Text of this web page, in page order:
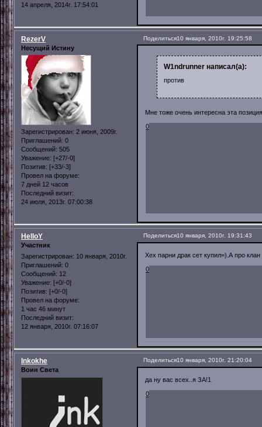
14 апреля, 2014г. 17:54:01
Поделиться10 января, 2010г. 19:25:58
RezerV
Несущий Истину
Зарегистрирован: 2 июня, 2009г.
Приглашений: 0
Сообщений: 505
Уважение: [+27/-0]
Позитив: [+33/-3]
Провел на форуме:
7 дней 12 часов
Последний визит:
24 июля, 2013г. 07:00:38
W1ndrunner написал(а):
против
Мне тоже очень интересна эта
0
Поделиться10 января, 2010г. 19:31:43
HelloY
Участник
Зарегистрирован: 10 января, 2010г.
Приглашений: 0
Сообщений: 12
Уважение: [+0/-0]
Позитив: [+0/-0]
Провел на форуме:
1 час 46 минут
Последний визит:
12 января, 2010г. 07:16:07
Хех парни драк сет купил=).А про
0
Поделиться10 января, 2010г. 21:20:04
Inkokhe
Воин Света
да ну вас всех..я ЗА!1
0